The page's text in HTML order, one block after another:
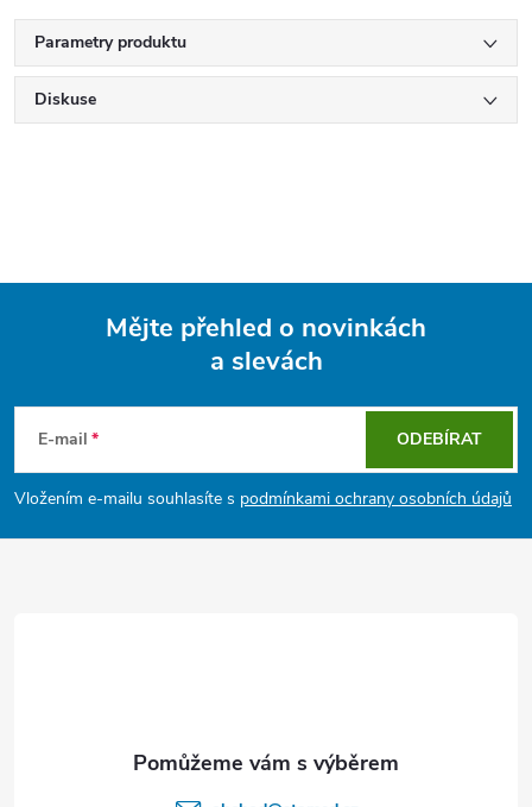
Parametry produktu
Diskuse
p
a
Mějte přehled o novinkách
a slevách
E-mail
Vložením e-mailu souhlasíte s podmínkami ochrany osobních údajů
ODEBÍRAT